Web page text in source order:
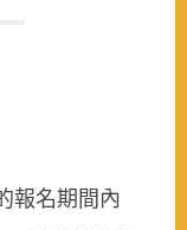
報名期間內